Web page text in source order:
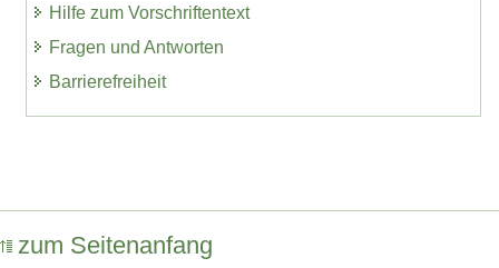
Hilfe zum Vorschriftentext
Fragen und Antworten
Barrierefreiheit
zum Seitenanfang